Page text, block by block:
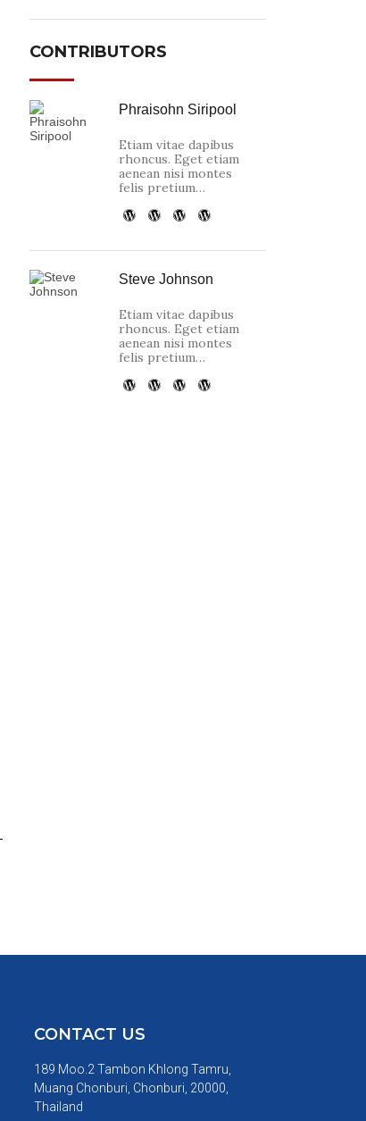
CONTRIBUTORS
Phraisohn Siripool
Etiam vitae dapibus
rhoncus. Eget etiam
aenean nisi montes
felis pretium…
Steve Johnson
Etiam vitae dapibus
rhoncus. Eget etiam
aenean nisi montes
felis pretium…
CONTACT US
189 Moo.2 Tambon Khlong Tamru,
Muang Chonburi, Chonburi, 20000,
Thailand